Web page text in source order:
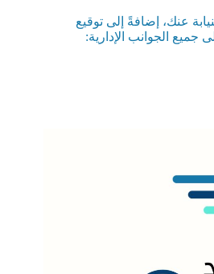
عنك، إضافةً إلى توقيع
جميع الجوانب الإدارية: